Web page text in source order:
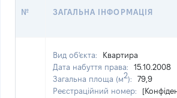
№ ЗАГАЛЬНА ІНФОРМАЦІЯ
Вид об'єкта:
Квартира
Дата набуття права:
15.10.2008
Загальна площа (м2):
79,9
Реєстраційний номер: